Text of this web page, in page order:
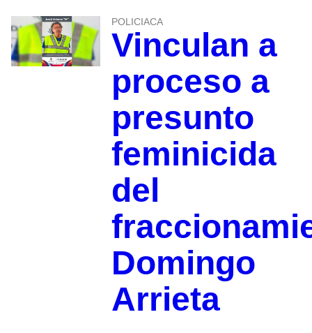
POLICIACA
Vinculan a
proceso a
presunto
feminicida
del
Domingo
Arrieta